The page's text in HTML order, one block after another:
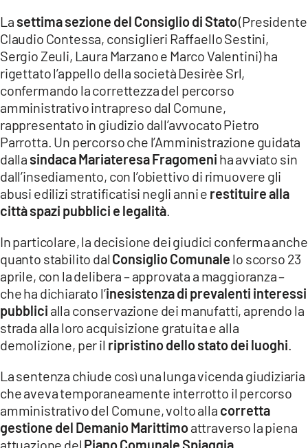
App
ANDROID
APPLE
La settima sezione del Consiglio di Stato(Presidente
Claudio Contessa, consiglieri Raffaello Sestini,
Sergio Zeuli, Laura Marzano e Marco Valentini) ha
rigettato l’appello della società Desirèe Srl,
confermando la correttezza del percorso
amministrativo intrapreso dal Comune,
rappresentato in giudizio dall’avvocato Pietro
Parrotta. Un percorso che l’Amministrazione guidata
dalla sindaca Mariateresa Fragomeni ha avviato sin
dall’insediamento, con l’obiettivo di rimuovere gli
abusi edilizi stratificatisi negli anni e restituire alla
città spazi pubblici e legalità.
In particolare, la decisione dei giudici conferma anche
quanto stabilito dal Consiglio Comunale lo scorso 23
aprile, con la delibera – approvata a maggioranza –
che ha dichiarato l’inesistenza di prevalenti interessi
pubblici alla conservazione dei manufatti, aprendo la
strada alla loro acquisizione gratuita e alla
demolizione, per il ripristino dello stato dei luoghi.
La sentenza chiude così una lunga vicenda giudiziaria
che aveva temporaneamente interrotto il percorso
amministrativo del Comune, volto alla corretta
gestione del Demanio Marittimoattraverso la piena